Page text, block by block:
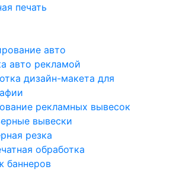
печать
авто
авто рекламой
дизайн-макета для
рекламных вывесок
вывески
резка
обработка
баннеров